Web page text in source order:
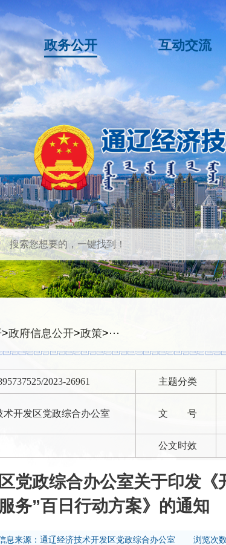
政务公开 互动交流
>政府信息公开>政策>···
2023-26961 主题分类
术开发区党政综合办公室 文 号
公文时效
党政综合办公室关于印发《
服务”百日行动方案》的通知
息来源： 通辽经济技术开发区党政综合办公室 浏览次